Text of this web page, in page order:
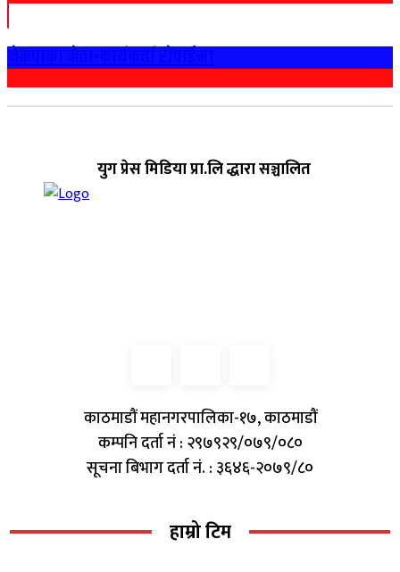
युग प्रेस मिडिया प्रा.लि द्धारा सञ्चालित
काठमाडौं महानगरपालिका-१७, काठमाडौं
कम्पनि दर्ता नं : २९७९२९/०७९/०८०
सूचना बिभाग दर्ता नं. : ३६४६-२०७९/८०
हाम्रो टिम